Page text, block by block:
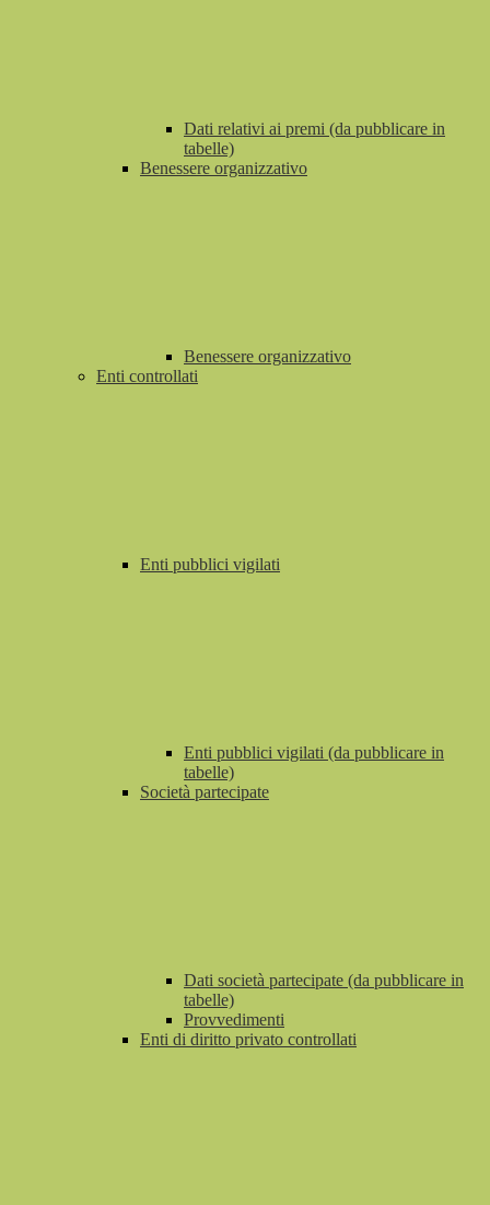
Dati relativi ai premi (da pubblicare in
tabelle)
Benessere organizzativo
Benessere organizzativo
Enti controllati
Enti pubblici vigilati
Enti pubblici vigilati (da pubblicare in
tabelle)
Società partecipate
Dati società partecipate (da pubblicare in
tabelle)
Provvedimenti
Enti di diritto privato controllati